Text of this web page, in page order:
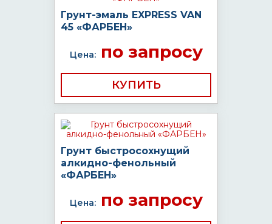
Грунт-эмаль EXPRESS VAN
45 «ФАРБЕН»
Цена:по запросу
КУПИТЬ
Грунт быстросохнущий
алкидно-фенольный
«ФАРБЕН»
Цена:по запросу